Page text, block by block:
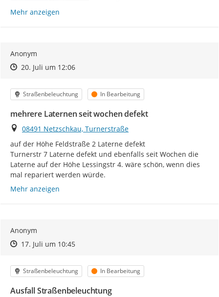
Mehr anzeigen
Anonym
Zeitpunkt des Erstellens
Zeitpunkt des Erstellens
20. Juli um 12:06Zur Äußerung
Kategorie
Straßenbeleuchtung Status
In Bearbeitung
mehrere Laternen seit wochen defekt
Ort
08491 Netzschkau, Turnerstraße
auf der Höhe Feldstraße 2 Laterne defekt
Turnerstr 7 Laterne defekt und ebenfalls seit Wochen die
Laterne auf der Höhe Lessingstr 4. wäre schön, wenn dies
mal repariert werden würde.
Mehr anzeigen
Anonym
Zeitpunkt des Erstellens
Zeitpunkt des Erstellens
17. Juli um 10:45Zur Äußerung
Kategorie
Straßenbeleuchtung Status
In Bearbeitung
Ausfall Straßenbeleuchtung